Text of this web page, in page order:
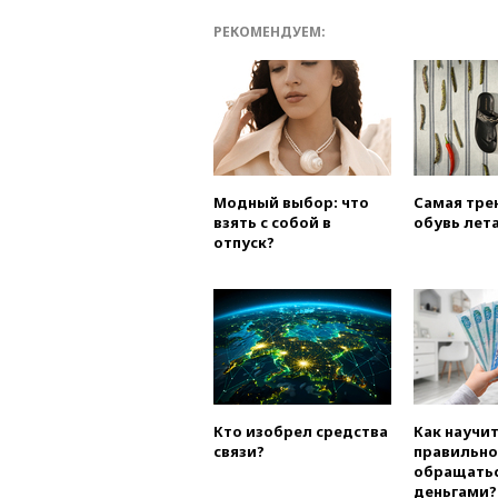
РЕКОМЕНДУЕМ:
Модный выбор: что
взять с собой в
отпуск?
Самая
обувь
Кто изобрел средства
связи?
Как
правильно
деньгами?